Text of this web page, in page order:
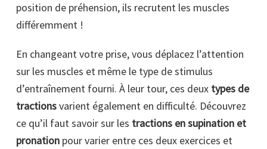
position de préhension, ils recrutent les muscles
différemment !
En changeant votre prise, vous déplacez l’attention
sur les muscles et même le type de stimulus
d’entraînement fourni. À leur tour, ces deux types de
tractionsvarient également en difficulté. Découvrez
ce qu’il faut savoir sur les tractions en supination et
pronation pour varier entre ces deux exercices et